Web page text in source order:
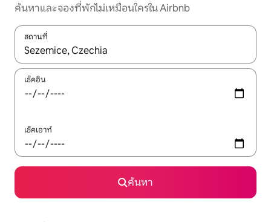
ค้นหาและจองที่พักไม่เหมือนใครใน Airbnb
สถานที่
ใช้ลูกศรขึ้นลง หรือใช้การสัมผัสหรือปัด เพื่อสำรวจผลการค้นหา
เช็คอิน
เช็คเอาท์
ค้นหา